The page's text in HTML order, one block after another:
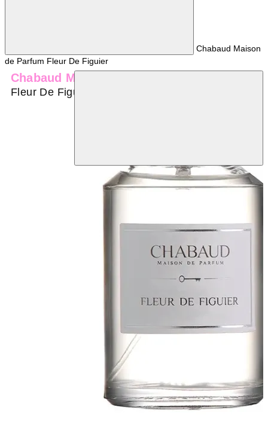
Chabaud Maison
de Parfum Fleur De Figuier
Chabaud Maison De Parfum
Fleur De Figuier